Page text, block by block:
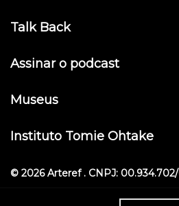
Talk Back
Assinar o podcast
Museus
Instituto Tomie Ohtake
© 2026 Arteref . CNPJ: